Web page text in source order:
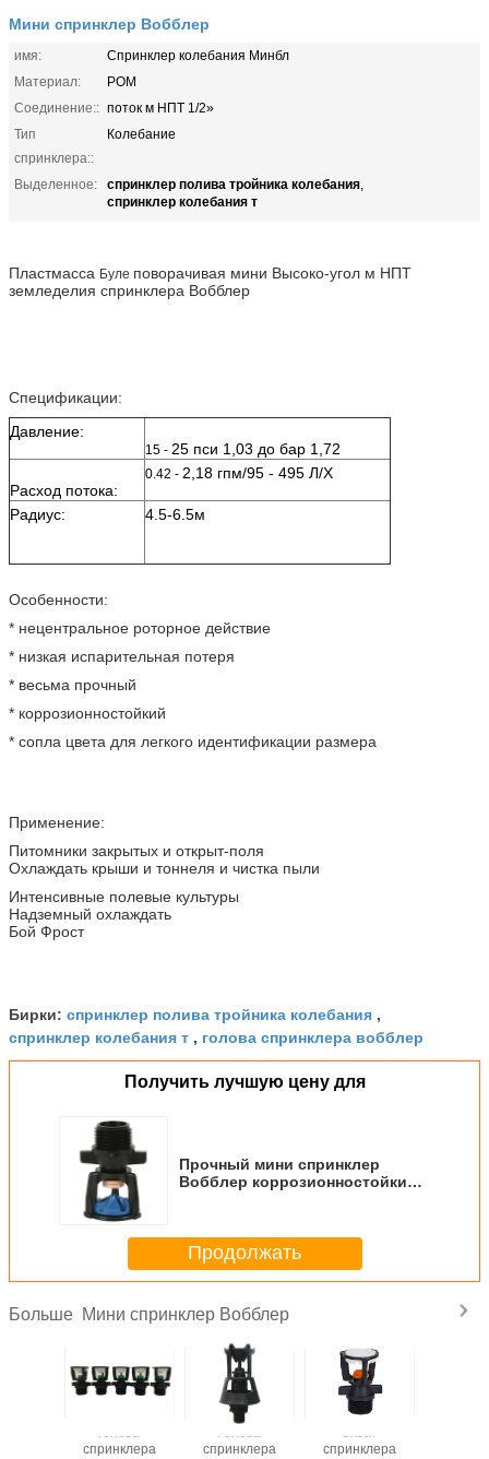
Мини спринклер Вобблер
имя:
Спринклер колебания Минбл
Материал:
POM
Соединение:: поток м НПТ 1/2»
Тип
спринклера::
Колебание
Выделенное: спринклер полива тройника колебания,
спринклер колебания т
Пластмасса Буле поворачивая мини Высоко-угол м НПТ
земледелия спринклера Вобблер
Спецификации:
Давление:
15 - 25 пси 1,03 до бар 1,72
Расход потока:
0.42 - 2,18 гпм/95 - 495 Л/Х
Радиус: 4.5-6.5м
Особенности:
* нецентральное роторное действие
* низкая испарительная потеря
* весьма прочный
* коррозионностойкий
* сопла цвета для легкого идентификации размера
Применение:
Питомники закрытых и открыт-поля
Охлаждать крыши и тоннеля и чистка пыли
Интенсивные полевые культуры
Надземный охлаждать
Бой Фрост
Бирки: спринклер полива тройника колебания ,
спринклер колебания т , голова спринклера вобблер
Получить лучшую цену для
Прочный мини спринклер
Вобблер коррозионностойкий
Продолжать
Больше Мини спринклер Вобблер
голова
спринклера
Голова
спринклера
Охват
спринклера